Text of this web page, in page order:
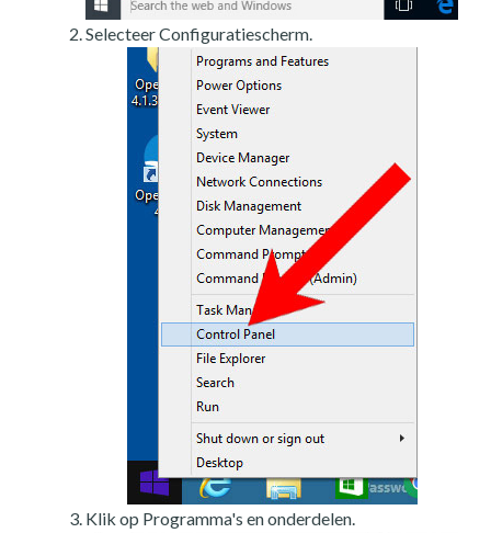
Selecteer Configuratiescherm.
Klik op Programma's en onderdelen.